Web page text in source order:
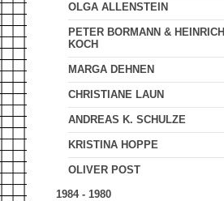
OLGA ALLENSTEIN
PETER BORMANN & HEINRICH
KOCH
MARGA DEHNEN
CHRISTIANE LAUN
ANDREAS K. SCHULZE
KRISTINA HOPPE
OLIVER POST
1984 - 1980